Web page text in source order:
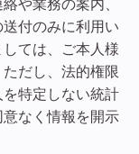
や業務の案内、
付のみに利用い
ては、ご本人様
だし、法的権限
特定しない統計
なく情報を開示